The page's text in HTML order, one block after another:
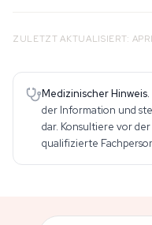
ZULETZT AKTUALISIERT:
Medizinischer Hinweis.
der Information und
dar. Konsultiere vor
qualifizierte